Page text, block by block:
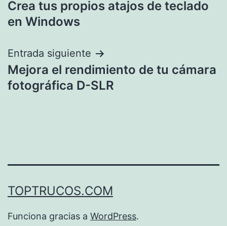
de
Crea tus propios atajos de teclado
en Windows
Entrada siguiente
Mejora el rendimiento de tu cámara
fotográfica D-SLR
TOPTRUCOS.COM
Funciona gracias a WordPress.